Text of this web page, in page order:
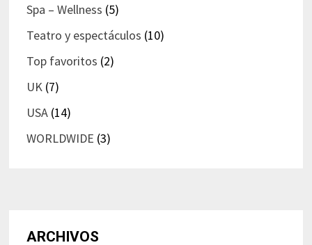
Spa – Wellness (5)
Teatro y espectáculos (10)
Top favoritos (2)
UK(7)
USA(14)
WORLDWIDE (3)
ARCHIVOS